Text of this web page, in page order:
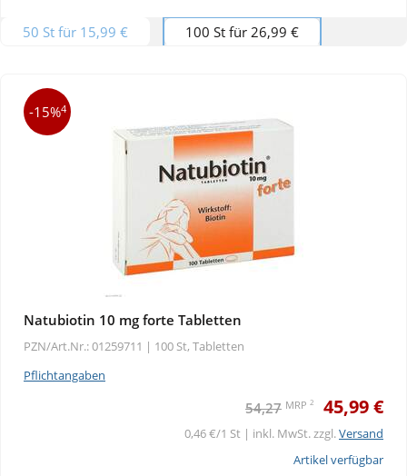
50 St für 15,99 € 100 St für 26,99 €
-15%4
Natubiotin 10 mg forte Tabletten
PZN/Art.Nr.: 01259711 | 100 St, Tabletten
Pflichtangaben
54,27 MRP 2 45,99 €
0,46 €/1 St | inkl. MwSt. zzgl.Versand
Artikel verfügbar